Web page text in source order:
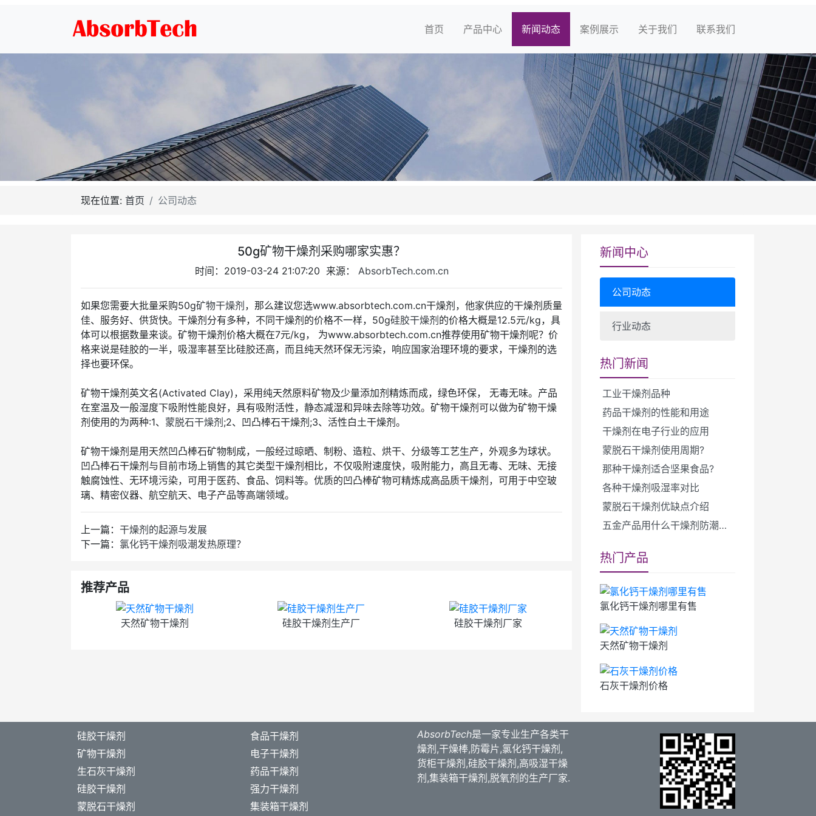
首页 产品中心 新闻动态 案例展示 关于我们 联系我们
现在位置: 首页 公司动态
50g矿物干燥剂采购哪家实惠？
时间：2019-03-24 21:07:20 来源： AbsorbTech.com.cn
如果您需要大批量采购50g矿物干燥剂 ，那么建议您选www.absorbtech.com.cn干燥剂，他家供应的干燥剂质量
佳、服务好、供货快。干燥剂分有多种，不同干燥剂的价格不一样，50g硅胶干燥剂 的价格大概是12.5元/kg，具
体可以根据数量来谈。矿物干燥剂价格大概在7元/kg， 为www.absorbtech.com.cn推荐使用矿物干燥剂呢？价
格来说是硅胶的一半，吸湿率甚至比硅胶还高，而且纯天然环保无污染，响应国家治理环境的要求，干燥剂的选
择也要环保。
矿物干燥剂英文名(Activated Clay)，采用纯天然原料矿物及少量添加剂精炼而成，绿色环保， 无毒无味。产品
在室温及一般湿度下吸附性能良好，具有吸附活性，静态减湿和异味去除等功效。矿物干燥剂可以做为矿物干燥
剂使用的为两种:1、 蒙脱石干燥剂 ;2、凹凸棒石干燥剂;3、活性白土干燥剂。
矿物干燥剂是用天然凹凸棒石矿物制成，一般经过晾晒、制粉、造粒、烘干、分级等工艺生产，外观多为球状。
凹凸棒石干燥剂与目前市场上销售的其它类型干燥剂相比，不仅吸附速度快，吸附能力，高且无毒、无味、无接
触腐蚀性、无环境污染，可用于医药、食品、饲料等。优质的凹凸棒矿物可精炼成高品质干燥剂，可用于中空玻
璃、精密仪器、航空航天、电子产品等高端领域。
上一篇： 干燥剂的起源与发展
下一篇： 氯化钙干燥剂吸潮发热原理？
推荐产品
天然矿物干燥剂 硅胶干燥剂生产厂 硅胶干燥剂厂家
新闻中心
公司动态
行业动态
热门新闻
工业干燥剂品种
药品干燥剂的性能和用途
干燥剂在电子行业的应用
蒙脱石干燥剂使用周期?
那种干燥剂适合坚果食品?
各种干燥剂吸湿率对比
蒙脱石干燥剂优缺点介绍
五金产品用什么干燥剂防潮防锈?
热门产品
氯化钙干燥剂哪里有售
天然矿物干燥剂
石灰干燥剂价格
硅胶干燥剂
矿物干燥剂
生石灰干燥剂
硅胶干燥剂
蒙脱石干燥剂
食品干燥剂
电子干燥剂
药品干燥剂
强力干燥剂
集装箱干燥剂
AbsorbTech是一家专业生产各类干
燥剂,干燥棒,防霉片,氯化钙干燥剂,
货柜干燥剂,硅胶干燥剂,高吸湿干燥
剂,集装箱干燥剂,脱氧剂的生产厂家.